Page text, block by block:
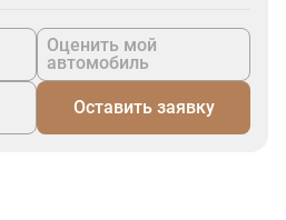
Оценить мой
автомобиль
Оставить заявку